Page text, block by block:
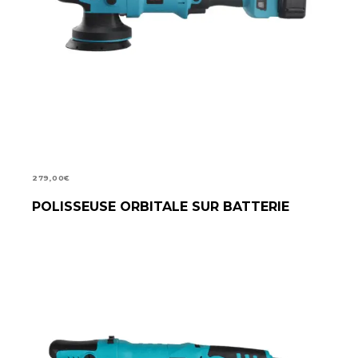
279,00€
AJOUTER AU PANIER
POLISSEUSE ORBITALE SUR BATTERIE